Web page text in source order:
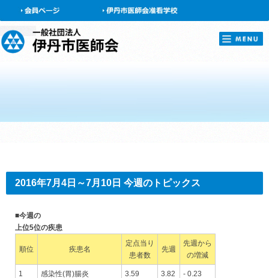
会員ページ
2016年7月4日～7月10日 今週のトピックス
■今週の
上位5位の疾患
順位 疾患名
定点当り
患者数
先週
先週から
の増減
1 感染性(胃)腸炎 3.59 3.82 - 0.23